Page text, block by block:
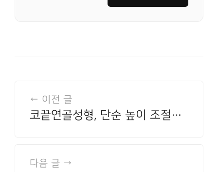
← 이전 글
코끝연골성형, 단순 높이 조절과
다음 글 →